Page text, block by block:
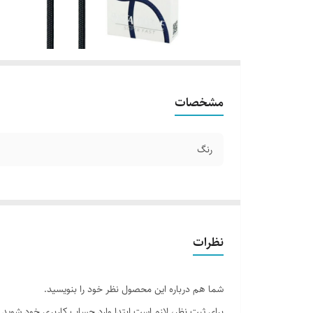
مشخصات
رنگ
نظرات
شما هم درباره این محصول نظر خود را بنویسید.